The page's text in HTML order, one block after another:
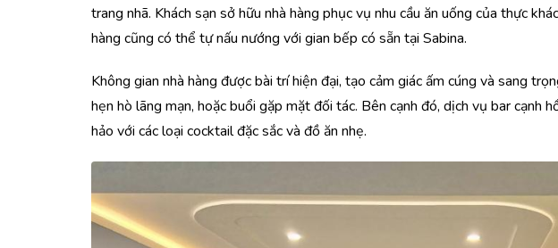
trang nhã. Khách sạn sở hữu nhà hàng phục vụ nhu cầu ăn uống của thực
hàng cũng có thể tự nấu nướng với gian bếp có sẵn tại Sabina.
Không gian nhà hàng được bài trí hiện đại, tạo cảm giác ấm cúng và sang
hẹn hò lãng mạn, hoặc buổi gặp mặt đối tác. Bên cạnh đó, dịch vụ bar cạnh
hảo với các loại cocktail đặc sắc và đồ ăn nhẹ.